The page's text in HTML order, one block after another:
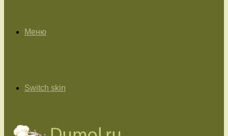
Меню
Switch skin